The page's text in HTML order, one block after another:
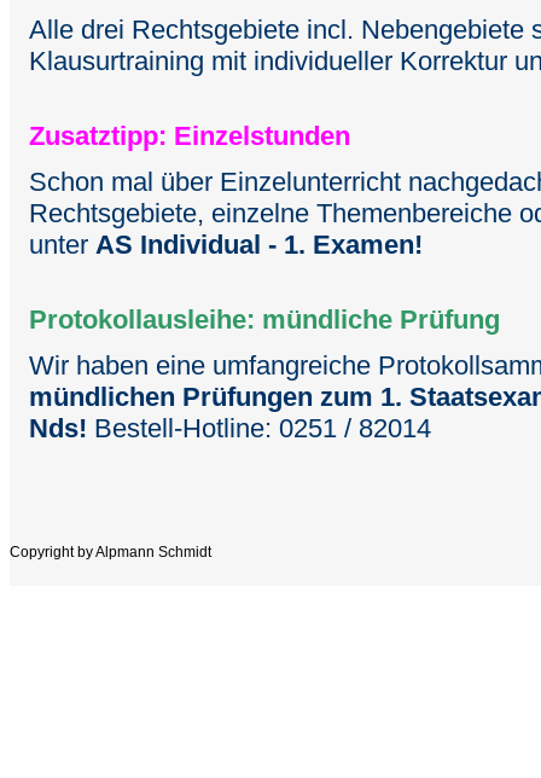
Alle drei Rechtsgebiete incl. Nebengebiete
Klausurtraining mit individueller Korrektur
Zusatztipp: Einzelstunden
Schon mal über Einzelunterricht
Rechtsgebiete, einzelne Themenbereiche
unter AS Individual - 1. Examen!
Protokollausleihe: mündliche Prüfung
Wir haben eine umfangreiche
mündlichen Prüfungen zum 1.
Nds! Bestell-Hotline: 0251 / 82014
Copyright by Alpmann Schmidt